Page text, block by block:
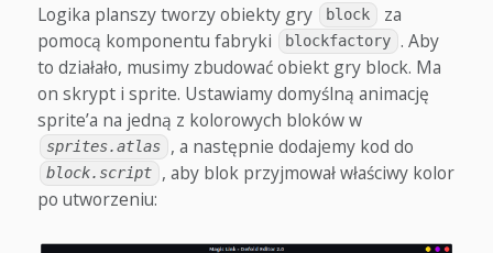
Logika planszy tworzy obiekty gry block
za
pomocą komponentu fabryki
blockfactory . Aby
to działało, musimy zbudować obiekt gry block. Ma
on skrypt i sprite. Ustawiamy domyślną animację
sprite’a na jedną z kolorowych bloków w
sprites.atlas , a następnie dodajemy kod do
block.script
, aby blok przyjmował właściwy kolor
po utworzeniu: